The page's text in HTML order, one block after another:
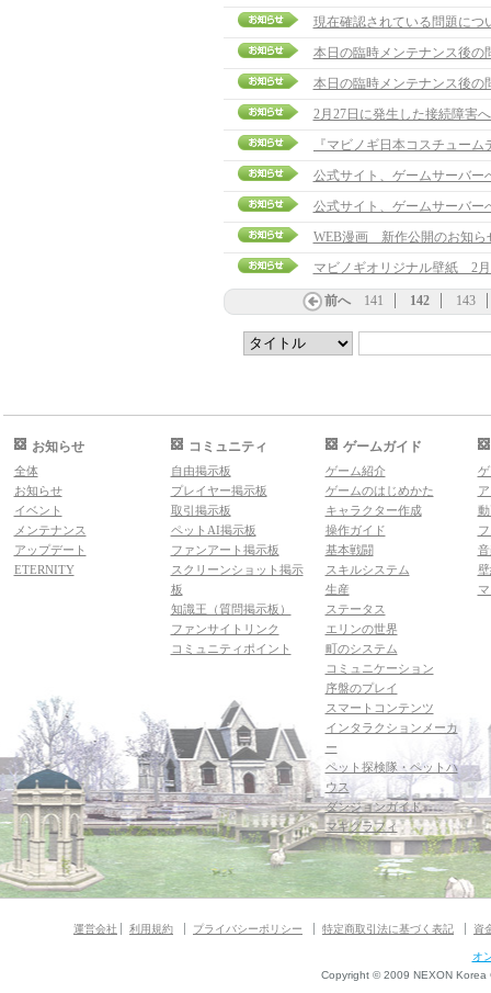
現在確認されている問題につ
本日の臨時メンテナンス後の
本日の臨時メンテナンス後の
2月27日に発生した接続障害
公式サイト、ゲームサーバー
公式サイト、ゲームサーバー
WEB漫画 新作公開のお知ら
マビノギオリジナル壁紙 2
前へ 141 142 143
お知らせ
全体
お知らせ
イベント
メンテナンス
アップデート
ETERNITY
コミュニティ
自由掲示板
プレイヤー掲示板
取引掲示板
ペットAI掲示板
ファンアート掲示板
スクリーンショット掲示
板
知識王（質問掲示板）
ファンサイトリンク
コミュニティポイント
ゲームガイド
ゲーム紹介
ゲームのはじめかた
キャラクター作成
操作ガイド
基本戦闘
スキルシステム
生産
ステータス
エリンの世界
町のシステム
コミュニケーション
序盤のプレイ
スマートコンテンツ
インタラクションメーカ
ー
ペット探検隊・ペットハ
ウス
ダンジョンガイド
マギグラフィ
運営会社 利用規約 プライバシーポリシー 特定商取引法に基づく表記 資
オ
Copyright © 2009 NEXON Korea